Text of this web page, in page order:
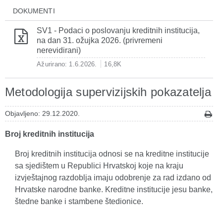
DOKUMENTI
SV1 - Podaci o poslovanju kreditnih institucija,
na dan 31. ožujka 2026. (privremeni
nerevidirani)
Ažurirano: 1.6.2026. 16,8K
Metodologija supervizijskih pokazatelja
Objavljeno: 29.12.2020.
Broj kreditnih institucija
Broj kreditnih institucija odnosi se na kreditne institucije
sa sjedištem u Republici Hrvatskoj koje na kraju
izvještajnog razdoblja imaju odobrenje za rad izdano od
Hrvatske narodne banke. Kreditne institucije jesu banke,
štedne banke i stambene štedionice.